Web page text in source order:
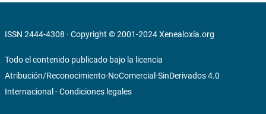
ISSN 2444-4308 · Copyright © 2001-2024Xenealoxía.org
Todo el contenido publicado bajo la licencia
Atribución/Reconocimiento-NoComercial-SinDerivados 4.0
Internacional -Condiciones legales